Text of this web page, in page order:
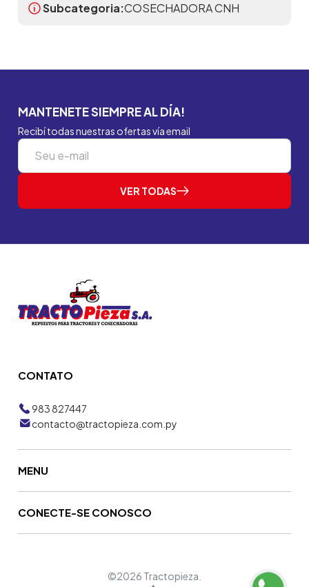
Subcategoria:COSECHADORA CNH
MANTENETE SIEMPRE AL DÍA!
Recibí todas nuestras ofertas vía email
VER TODAS
CONTATO
983 827447
contacto@tractopieza.com.py
MENU
CONECTE-SE CONOSCO
©2026 Tractopieza.